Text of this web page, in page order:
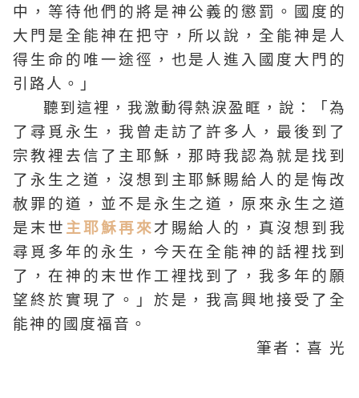
中，等待他們的將是神公義的懲罰。國度的
大門是全能神在把守，所以說，全能神是人
得生命的唯一途徑，也是人進入國度大門的
引路人。」
聽到這裡，我激動得熱淚盈眶，說：「為
了尋覓永生，我曾走訪了許多人，最後到了
宗教裡去信了主耶穌，那時我認為就是找到
了永生之道，沒想到主耶穌賜給人的是悔改
赦罪的道，並不是永生之道，原來永生之道
是末世 主耶穌再來才賜給人的，真沒想到我
尋覓多年的永生，今天在全能神的話裡找到
了，在神的末世作工裡找到了，我多年的願
望終於實現了。」於是，我高興地接受了全
能神的國度福音。
筆者：喜 光